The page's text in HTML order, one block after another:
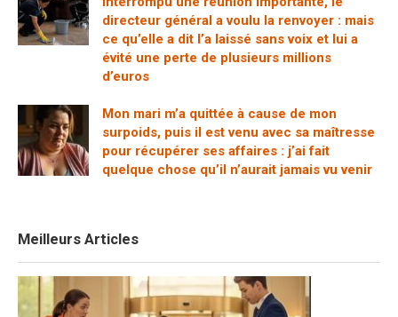
directeur général a voulu la renvoyer : mais
ce qu’elle a dit l’a laissé sans voix et lui a
évité une perte de plusieurs millions
d’euros
Mon mari m’a quittée à cause de mon
surpoids, puis il est venu avec sa maîtresse
pour récupérer ses affaires : j’ai fait
quelque chose qu’il n’aurait jamais vu venir
Meilleurs Articles